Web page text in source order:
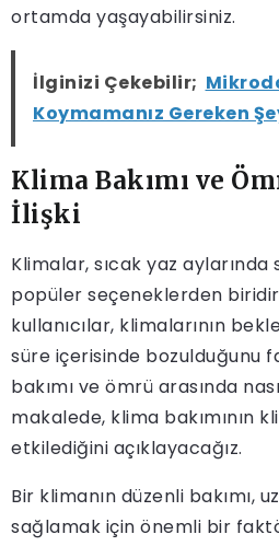
ortamda yaşayabilirsiniz.
İlginizi Çekebilir;
Koymamanız Gereken
Klima Bakımı ve
İlişki
Klimalar, sıcak yaz
popüler seçeneklerden
kullanıcılar, klimalarının
süre içerisinde bozulduğunu
bakımı ve ömrü arasında
makalede, klima bakımının
etkilediğini açıklayacağız.
Bir klimanın düzenli bakımı,
sağlamak için önemli bir